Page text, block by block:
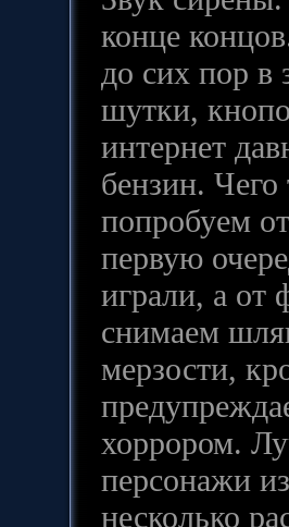
конце
до сих пор в
шутки,
интернет
бензин. Чего
попробуем
первую
играли, а от
снимаем
мерзости,
хоррором.
персонажи
несколько